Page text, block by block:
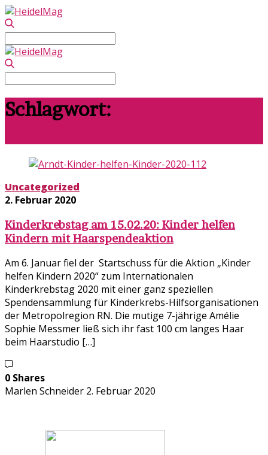
Search
for:
Search
for:
Schlagwort:
Uncategorized
2. Februar 2020
Kinderkrebstag am 15.02.20: Kinder helfen
Kindern mit Haarspendeaktion
Am 6. Januar fiel der Startschuss für die Aktion „Kinder
helfen Kindern 2020“ zum Internationalen
Kinderkrebstag 2020 mit einer ganz speziellen
Spendensammlung für Kinderkrebs-Hilfsorganisationen
der Metropolregion RN. Die mutige 7-jährige Amélie
Sophie Messmer ließ sich ihr fast 100 cm langes Haar
beim Haarstudio […]
0 Shares
Marlen Schneider 2. Februar 2020